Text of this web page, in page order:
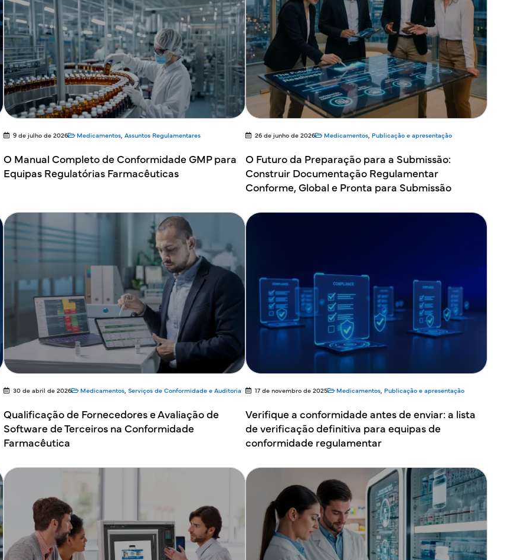
9 de julho de 2026 Medicamentos, Assuntos Regulamentares
O Manual Completo de Conformidade GMP para
Equipas Regulatórias Farmacêuticas
26 de junho de 2026 Medicamentos, Publicação e apresentação
O Futuro da Preparação para a Submissão:
Construir Documentação Regulamentar
Conforme, Global e Pronta para Submissão
30 de abril de 2026 Medicamentos, Serviços de Conformidade e Auditoria
Qualificação de Fornecedores e Avaliação de
Software de Terceiros na Conformidade
Farmacêutica
17 de novembro de 2025 Medicamentos, Publicação e apresentação
Verifique a conformidade antes de enviar: a lista
de verificação definitiva para equipas de
conformidade regulamentar